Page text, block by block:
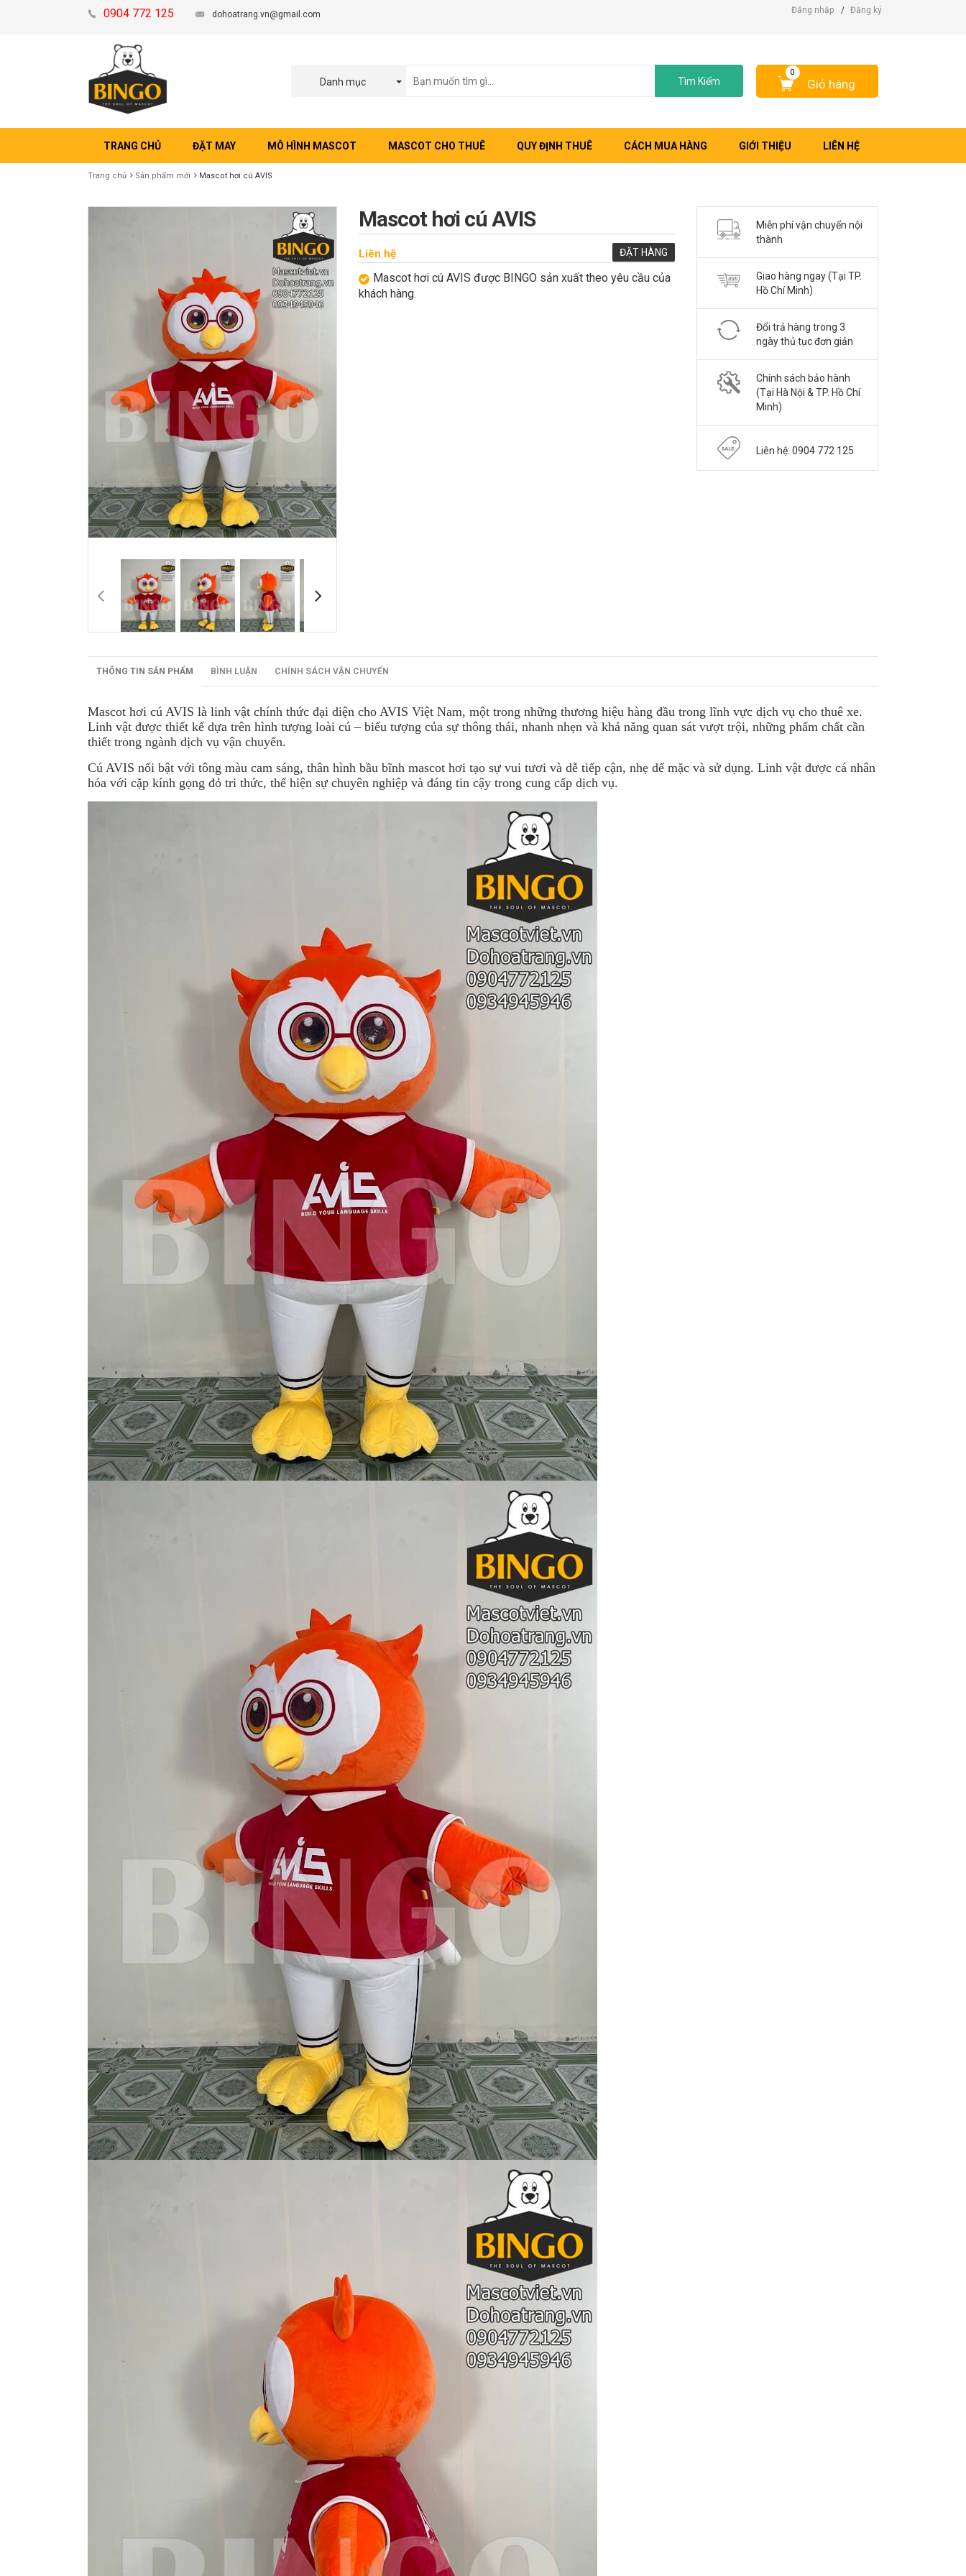
0904 772 125 dohoatrang.vn@gmail.com Đăng nhập / Đăng ký
Danh mục Tìm Kiếm Giỏ hàng
0
TRANG CHỦ ĐẶT MAY MÔ HÌNH MASCOT MASCOT CHO THUÊ QUY ĐỊNH THUÊ CÁCH MUA HÀNG GIỚI THIỆU LIÊN HỆ
Trang chủ Sản phẩm mới Mascot hơi cú AVIS
Mascot hơi cú AVIS
ĐẶT HÀNG
Liên hệ
Mascot hơi cú AVIS được BINGO sản xuất theo yêu cầu của
khách hàng.
Miễn phí vận chuyển nội
thành
Giao hàng ngay (Tại TP.
Hồ Chí Minh)
Đổi trả hàng trong 3
ngày thủ tục đơn giản
Chính sách bảo hành
(Tại Hà Nội & TP. Hồ Chí
Minh)
Liên hệ: 0904 772 125
THÔNG TIN SẢN PHẨM BÌNH LUẬN CHÍNH SÁCH VẬN CHUYỂN
Mascot hơi cú AVIS là linh vật chính thức đại diện cho AVIS Việt Nam, một trong những thương hiệu hàng đầu trong lĩnh vực dịch vụ cho thuê xe.
Linh vật được thiết kế dựa trên hình tượng loài cú – biểu tượng của sự thông thái, nhanh nhẹn và khả năng quan sát vượt trội, những phẩm chất cần
thiết trong ngành dịch vụ vận chuyển.
Cú AVIS nổi bật với tông màu cam sáng, thân hình bầu bĩnh mascot hơi tạo sự vui tươi và dễ tiếp cận, nhẹ dể mặc và sử dụng. Linh vật được cá nhân
hóa với cặp kính gọng đỏ tri thức, thể hiện sự chuyên nghiệp và đáng tin cậy trong cung cấp dịch vụ.